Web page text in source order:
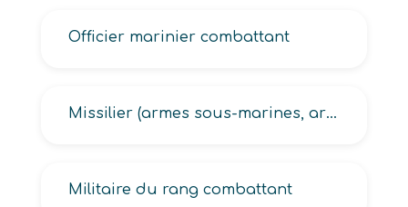
Officier marinier combattant
Missilier (armes sous-marines, artillerie)
Militaire du rang combattant